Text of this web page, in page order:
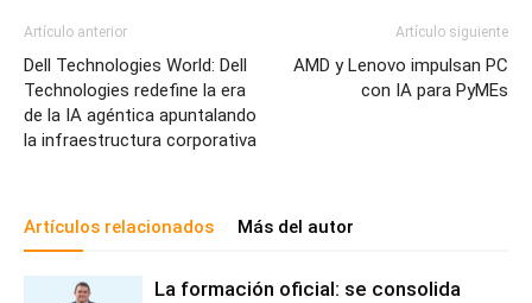
Artículo anterior
Dell Technologies World: Dell
Technologies redefine la era
de la IA agéntica apuntalando
la infraestructura corporativa
Artículo siguiente
AMD y Lenovo impulsan PC
con IA para PyMEs
Artículos relacionados Más del autor
La formación oficial: se consolida